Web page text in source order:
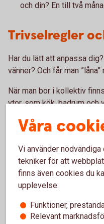
och din? En till två
Trivselregler
Har du lätt att anpassa
vänner? Och får man
När man bor i kollektiv
ytor, som kök, badrum och
Att vara inneboende hos
hos föräldrar kan spara
boende. Men det kan vara
betalar din elförbrukning,
streamingtjänster,
Våra
Vi använder
tekniker för att
finns även cookies du
upplevelse:
Funktioner,
Relevant